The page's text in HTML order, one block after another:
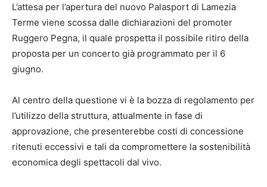
L’attesa per l’apertura del nuovo Palasport di Lamezia
Terme viene scossa dalle dichiarazioni del promoter
Ruggero Pegna, il quale prospetta il possibile ritiro della
proposta per un concerto già programmato per il 6
giugno.
Al centro della questione vi è la bozza di regolamento per
l’utilizzo della struttura, attualmente in fase di
approvazione, che presenterebbe costi di concessione
ritenuti eccessivi e tali da compromettere la sostenibilità
economica degli spettacoli dal vivo.